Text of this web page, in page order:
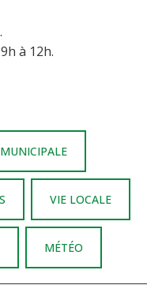
à 12h.
VIE LOCALE
MÉTÉO